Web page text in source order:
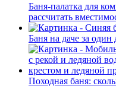
Баня-палатка для
рассчитать
Баня на даче за один
Походная баня: